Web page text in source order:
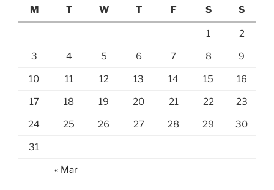
M
T W T F S S
1 2
3 4 5 6 7 8 9
10 11 12 13 14 15 16
17 18 19 20 21 22 23
24 25 26 27 28 29 30
31
« Mar